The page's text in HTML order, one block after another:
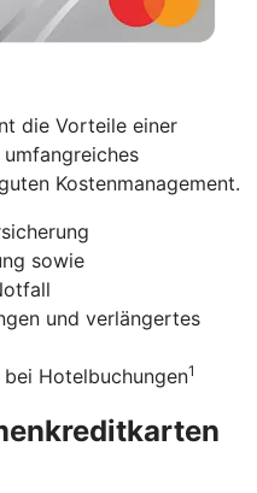
die Vorteile einer
Kostenmanagement.
sowie
und verlängertes
Hotelbuchungen1